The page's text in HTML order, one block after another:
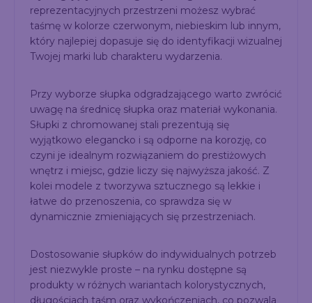
reprezentacyjnych przestrzeni możesz wybrać
taśmę w kolorze czerwonym, niebieskim lub innym,
który najlepiej dopasuje się do identyfikacji wizualnej
Twojej marki lub charakteru wydarzenia.
Przy wyborze słupka odgradzającego warto zwrócić
uwagę na średnicę słupka oraz materiał wykonania.
Słupki z chromowanej stali prezentują się
wyjątkowo elegancko i są odporne na korozję, co
czyni je idealnym rozwiązaniem do prestiżowych
wnętrz i miejsc, gdzie liczy się najwyższa jakość. Z
kolei modele z tworzywa sztucznego są lekkie i
łatwe do przenoszenia, co sprawdza się w
dynamicznie zmieniających się przestrzeniach.
Dostosowanie słupków do indywidualnych potrzeb
jest niezwykle proste – na rynku dostępne są
produkty w różnych wariantach kolorystycznych,
długościach taśm oraz wykończeniach, co pozwala